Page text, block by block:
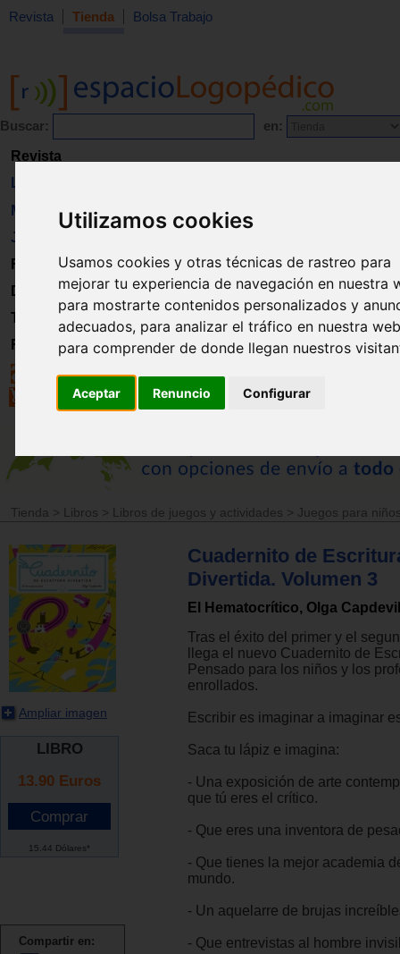
Utilizamos cookies
Usamos cookies y otras técnicas de rastreo para
mejorar tu experiencia de navegación en nuestra
para mostrarte contenidos personalizados y
adecuados, para analizar el tráfico en nuestra
para comprender de donde llegan nuestros
Aceptar Renuncio Configurar
Revista Tienda Bolsa Trabajo
Buscar: en:
Revista
Libros
Material
Juguetes
Formación
Directorio
Trabajo
Registro
Tienda > Libros > Libros de juegos y actividades > Juegos para
Ampliar imagen
LIBRO
13.90 Euros
15.44 Dólares*
Compartir en:
Cuadernito de
Divertida. Volumen 3
El Hematocrítico, Olga
Tras el éxito del primer y el
llega el nuevo Cuadernito de
Pensado para los niños y los
enrollados.
Escribir es imaginar a imaginar
Saca tu lápiz e imagina:
- Una exposición de arte
que tú eres el crítico.
- Que eres una inventora de
- Que tienes la mejor academia
mundo.
- Un aquelarre de brujas
- Que entrevistas al hombre